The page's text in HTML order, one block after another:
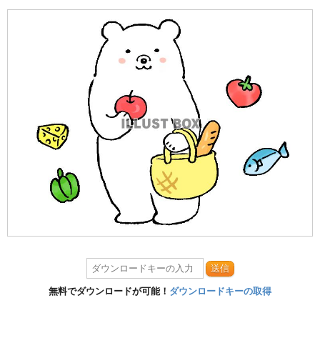
送信
無料でダウンロードが可能！ ダウンロードキーの取得